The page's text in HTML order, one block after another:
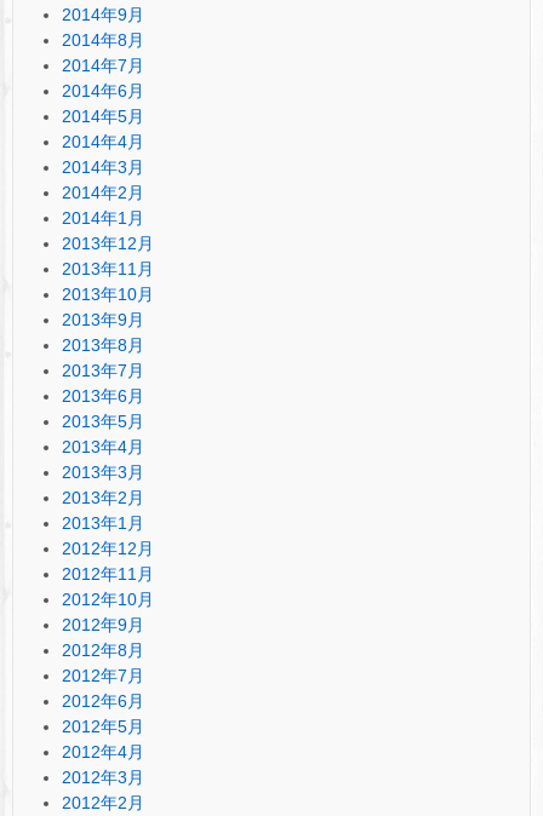
2014年9月
2014年8月
2014年7月
2014年6月
2014年5月
2014年4月
2014年3月
2014年2月
2014年1月
2013年12月
2013年11月
2013年10月
2013年9月
2013年8月
2013年7月
2013年6月
2013年5月
2013年4月
2013年3月
2013年2月
2013年1月
2012年12月
2012年11月
2012年10月
2012年9月
2012年8月
2012年7月
2012年6月
2012年5月
2012年4月
2012年3月
2012年2月